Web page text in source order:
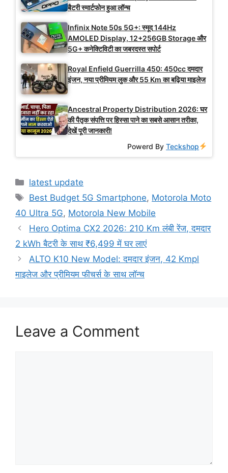
बैटरी स्मार्टफोन हुआ लॉन्च
Infinix Note 50s 5G+: स्मूद 144Hz
AMOLED Display, 12+256GB Storage और
5G+ कनेक्टिविटी का जबरदस्त सपोर्ट
Royal Enfield Guerrilla 450: 450cc दमदार
इंजन, नया प्रीमियम लुक और 55 Km का बढ़िया माइलेज
Ancestral Property Distribution 2026: घर
की पैतृक संपत्ति पर हिस्सा पाने का सबसे आसान तरीका,
देखें पूरी जानकारी!
Powerd ByTeckshop
Categories
latest update
Tags
Best Budget 5G Smartphone, Motorola Moto
40 Ultra 5G, Motorola New Mobile
Hero Optima CX2 2026: 210 Km लंबी रेंज, दमदार
2 kWh बैटरी के साथ ₹6,499 में घर लाएं
ALTO K10 New Model: दमदार इंजन, 42 Kmpl
माइलेज और प्रीमियम फीचर्स के साथ लॉन्च
Leave a Comment